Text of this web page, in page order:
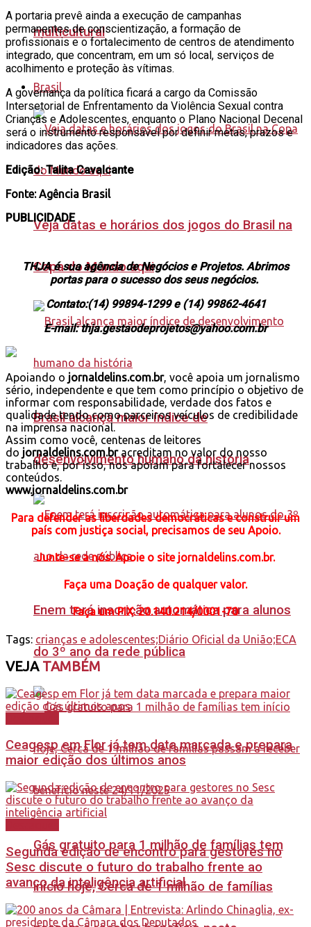
multicultural
Brasil
Veja datas e horários dos jogos do Brasil na
Copa do Mundo aqui
Brasil alcança maior índice de
desenvolvimento humano da história
Enem terá inscrição automática para alunos
do 3º ano da rede pública
Gás gratuito para 1 milhão de famílias tem
início hoje, Cerca de 1 milhão de famílias
A portaria prevê ainda a execução de campanhas
permanentes de conscientização, a formação de
profissionais e o fortalecimento de centros de atendimento
integrado, que concentram, em um só local, serviços de
acolhimento e proteção às vítimas.
A governança da política ficará a cargo da Comissão
Intersetorial de Enfrentamento da Violência Sexual contra
Crianças e Adolescentes, enquanto o Plano Nacional Decenal
será o instrumento responsável por definir metas, prazos e
indicadores das ações.
Edição: Talita Cavalcante
Fonte: Agência Brasil
PUBLICIDADE
THJA é sua agência de Negócios e Projetos. Abrimos
portas para o sucesso dos seus negócios.
Contato:(14) 99894-1299 e (14) 99862-4641
E-mail: thja.gestaodeprojetos@yahoo.com.br
Apoiando o jornaldelins.com.br, você apoia um jornalismo
sério, independente e que tem como princípio o objetivo de
informar com responsabilidade, verdade dos fatos e
qualidade tendo como parceiros veículos de credibilidade
na imprensa nacional.
Assim como você, centenas de leitores
do jornaldelins.com.bracreditam no valor do nosso
trabalho e, por isso, nos apoiam para fortalecer nossos
conteúdos.
www.jornaldelins.com.br
Para defender as liberdades democráticas e construir um
país com justiça social, precisamos de seu Apoio.
Junte-se a nós. Apoie o site jornaldelins.com.br.
Faça uma Doação de qualquer valor.
Façaum PIX: 20.140.214/0001-70
Tags: crianças e adolescentes;Diário Oficial da União;ECA
VEJATAMBÉM
Ceagesp em Flor já tem data marcada e prepara
maior edição dos últimos anos
Segunda edição de encontro para gestores no
Sesc discute o futuro do trabalho frente ao
avanço da inteligência artificial